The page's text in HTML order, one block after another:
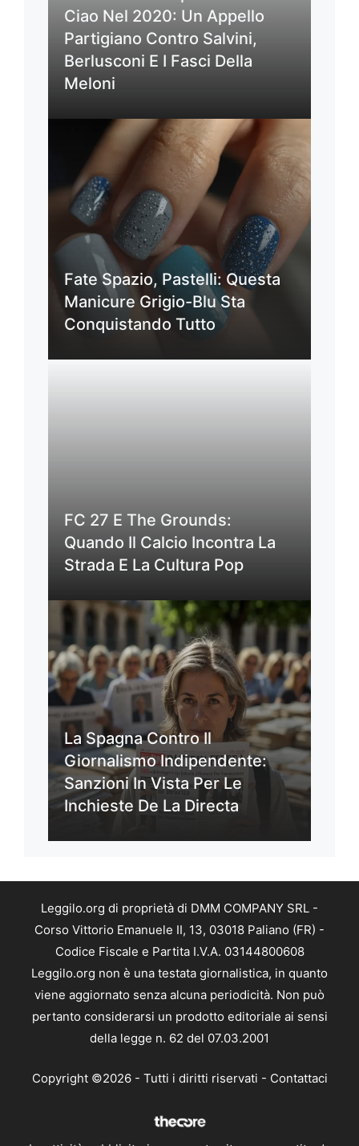
Ciao Nel 2020: Un Appello
Partigiano Contro Salvini,
Berlusconi E I Fasci Della
Meloni
Fate Spazio, Pastelli: Questa
Manicure Grigio-Blu Sta
Conquistando Tutto
FC 27 E The Grounds:
Quando Il Calcio Incontra La
Strada E La Cultura Pop
La Spagna Contro Il
Giornalismo Indipendente:
Sanzioni In Vista Per Le
Inchieste De La Directa
Leggilo.org di proprietà di DMM COMPANY SRL -
Corso Vittorio Emanuele II, 13, 03018 Paliano (FR) -
Codice Fiscale e Partita I.V.A. 03144800608
Leggilo.org non è una testata giornalistica, in quanto
viene aggiornato senza alcuna periodicità. Non può
pertanto considerarsi un prodotto editoriale ai sensi
della legge n. 62 del 07.03.2001
Copyright ©2026 - Tutti i diritti riservati - Contattaci